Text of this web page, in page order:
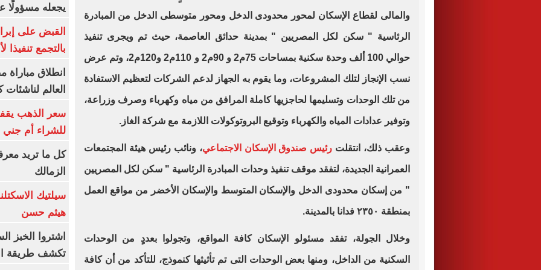
والمالى لقطاع الإسكان لمحور محدودى الدخل ومحور متوسطى الدخل من المبادرة
الرئاسية " سكن لكل المصريين " بمدينة حدائق العاصمة، حيث تم ويجرى تنفيذ
حوالي 100 ألف وحدة سكنية بمساحات 75م2 و 90م2 و 110م2 و120م2، وتم عرض
نسب الإنجاز لتلك المشروعات، وما يقوم به الجهاز لدعم الشركات لتعظيم الاستفادة
من تلك الوحدات وتسليمها لحاجزيها كاملة المرافق من مياه وكهرباء وصرف وزراعة،
وتوفير عدادات المياه والكهرباء وتوقيع البروتوكولات اللازمة مع شركة الغاز.
وعقب ذلك، انتقلت رئيس صندوق الإسكان الاجتماعي، ونائب رئيس هيئة المجتمعات
العمرانية الجديدة، لتفقد موقف تنفيذ وحدات المبادرة الرئاسية " سكن لكل المصريين
" من إسكان محدودى الدخل والإسكان المتوسط والإسكان الأخضر من مواقع العمل
بمنطقة ٢٣٥٠ فدانا بالمدينة.
وخلال الجولة، تفقد مسئولو الإسكان كافة المواقع، وتجولوا بعددٍ من الوحدات
السكنية من الداخل، ومنها بعض الوحدات التى تم تأثيثها كنموذج، للتأكد من أن كافة
يجعله مسؤولًا
القبض على
بالتجمع تنفيذا
انطلاق
العالم لناشئات
سعر الذهب
للشراء أم جني
كل ما تريد
الزمالك
سيلتيك
هيثم حسن
اشتروا الخبز
تكشف طريقة